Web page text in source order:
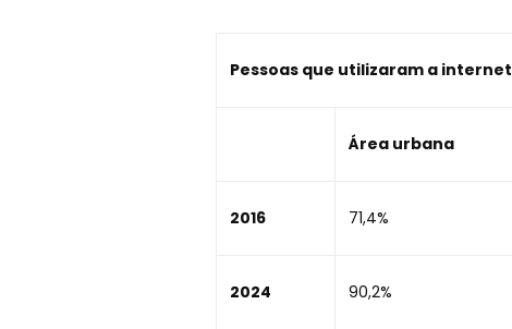
Pessoas que utilizaram a internet
Área urbana
2016 71,4%
2024 90,2%